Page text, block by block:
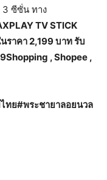
3 ซีซั่น ทาง
TV STICK
ราคา 2,199 บาท รับ
, Shopee ,
ทย#พระชายาลอยนวล